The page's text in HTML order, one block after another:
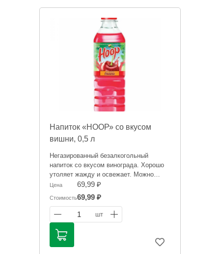
Напиток «НООР» со вкусом
вишни, 0,5 л
Негазированный безалкогольный
напиток со вкусом винограда. Хорошо
утоляет жажду и освежает. Можно
взять с собой в путешествие, на работу,
пикник, прогулку или тренировку.
Информация на сайте о товарах носит
справочный характер и не является
публичной офертой. Цена может
меняться. Фото товаров может
отличаться.
Цена 69,99 ₽
Стоимость69,99 ₽
1 шт